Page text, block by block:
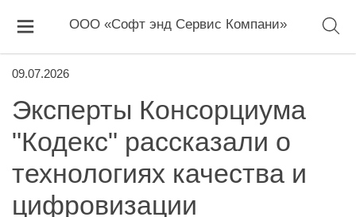
ООО «Софт энд Сервис Компани»
09.07.2026
Эксперты Консорциума
"Кодекс" рассказали о
технологиях качества и
цифровизации